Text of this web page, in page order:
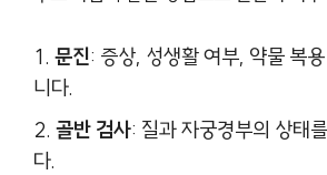
문진: 증상, 성생활 여부, 약물 복
니다.
골반 검사: 질과 자궁경부의 상태
다.